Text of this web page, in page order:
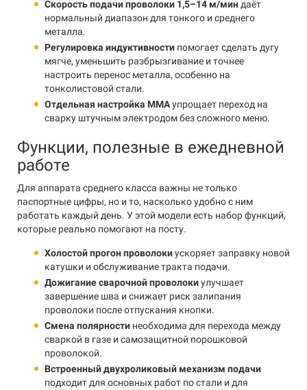
Скорость подачи проволоки 1,5–14 м/мин даёт
нормальный диапазон для тонкого и среднего
металла.
Регулировка индуктивности помогает сделать дугу
мягче, уменьшить разбрызгивание и точнее
настроить перенос металла, особенно на
тонколистовой стали.
Отдельная настройка MMAупрощает переход на
сварку штучным электродом без сложного меню.
Функции, полезные в ежедневной
работе
Для аппарата среднего класса важны не только
паспортные цифры, но и то, насколько удобно с ним
работать каждый день. У этой модели есть набор функций,
которые реально помогают на посту.
Холостой прогон проволокиускоряет заправку новой
катушки и обслуживание тракта подачи.
Дожигание сварочной проволокиулучшает
завершение шва и снижает риск залипания
проволоки после отпускания кнопки.
Смена полярности необходима для перехода между
сваркой в газе и самозащитной порошковой
проволокой.
Встроенный двухроликовый механизм подачи
подходит для основных работ по стали и для